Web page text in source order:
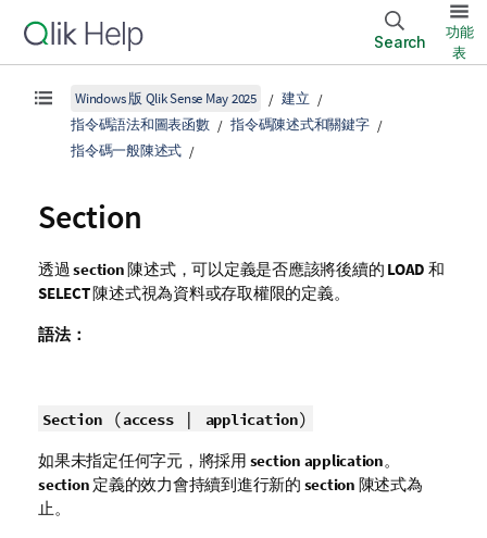
Search
功能
表
Windows 版 Qlik Sense May 2025
建立
指令碼語法和圖表函數
指令碼陳述式和關鍵字
指令碼一般陳述式
Section
透過section陳述式，可以定義是否應該將後續的 LOAD 和
SELECT陳述式視為資料或存取權限的定義。
語法：
Section(access| application)
如果未指定任何字元，將採用 section application。
section 定義的效力會持續到進行新的 section 陳述式為
止。